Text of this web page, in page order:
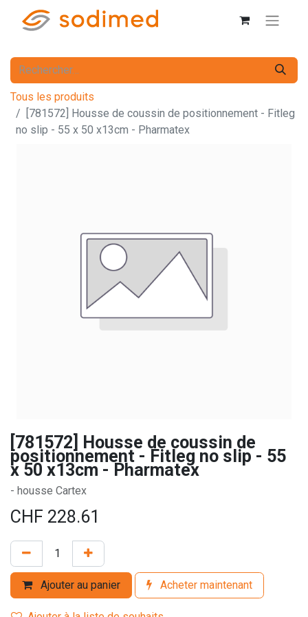
Tous les produits
[781572] Housse de coussin de positionnement - Fitleg
no slip - 55 x 50 x13cm - Pharmatex
[781572] Housse de coussin de
positionnement - Fitleg no slip - 55
x 50 x13cm - Pharmatex
- housse Cartex
CHF 228.61
Ajouter au panier Acheter maintenant